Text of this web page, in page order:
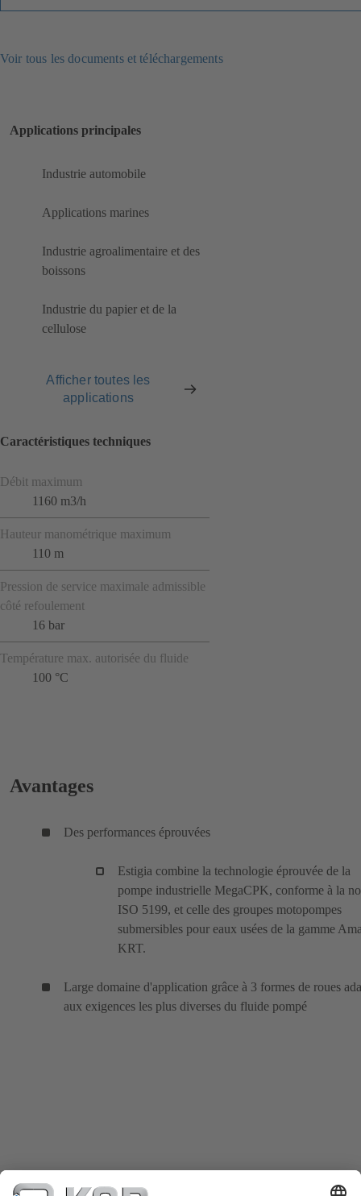
Voir tous les documents et téléchargements
Applications principales
Industrie automobile
Applications marines
Industrie agroalimentaire et des
boissons
Industrie du papier et de la
cellulose
Afficher toutes les
applications
Caractéristiques techniques
Débit maximum
1160 m3/h
Hauteur manométrique maximum
110 m
Pression de service maximale admissible
côté refoulement
16 bar
Température max. autorisée du fluide
100 °C
Avantages
Des performances éprouvées
Estigia combine la technologie éprouvée de la
pompe industrielle MegaCPK, conforme à la
ISO 5199, et celle des groupes motopompes
submersibles pour eaux usées de la gamme
KRT.
Large domaine d'application grâce à 3 formes de roues
aux exigences les plus diverses du fluide pompé